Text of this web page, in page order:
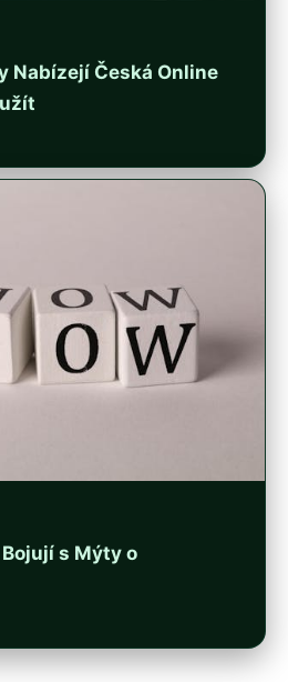
Nabízejí Česká Online
s Mýty o